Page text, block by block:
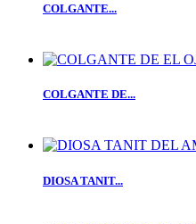
COLGANTE...
COLGANTE DE...
DIOSA TANIT...